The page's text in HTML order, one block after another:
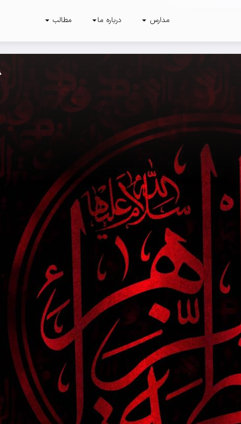
مدارس درباره ما مطالب